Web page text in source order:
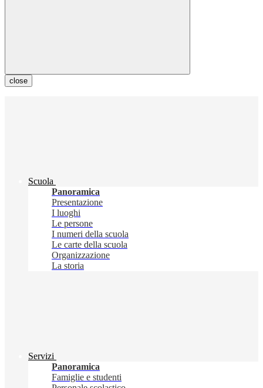
close
Scuola
Panoramica
Presentazione
I luoghi
Le persone
I numeri della scuola
Le carte della scuola
Organizzazione
La storia
Servizi
Panoramica
Famiglie e studenti